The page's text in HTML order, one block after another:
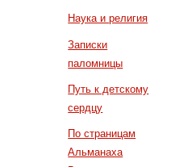
Наука и религия
Записки
паломницы
Путь к детскому
сердцу
По страницам
Альманаха